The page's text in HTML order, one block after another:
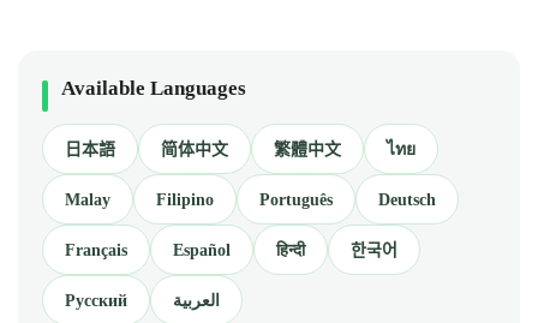
Available Languages
日本語 简体中文 繁體中文 ไทย
Malay Filipino Português Deutsch
Français Español हिन्दी 한국어
Русский العربية